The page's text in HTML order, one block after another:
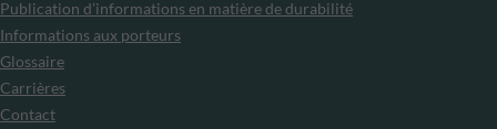
Publication d’informations en matière de durabilité
Informations aux porteurs
Glossaire
Carrières
Contact